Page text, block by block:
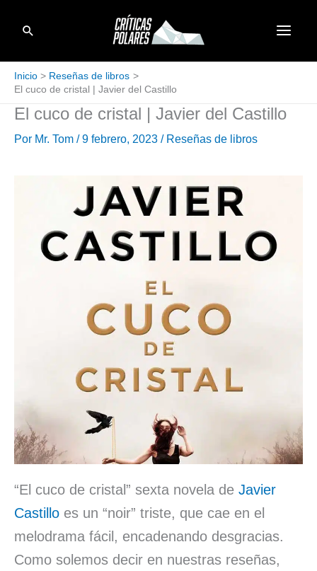
Buscar
Inicio
Reseñas de libros
El cuco de cristal | Javier del Castillo
El cuco de cristal | Javier del Castillo
Por Mr. Tom /9 febrero, 2023 / Reseñas de libros
“El cuco de cristal” sexta novela de Javier
Castillo es un “noir” triste, que cae en el
melodrama fácil, encadenando desgracias.
Como solemos decir en nuestras reseñas,